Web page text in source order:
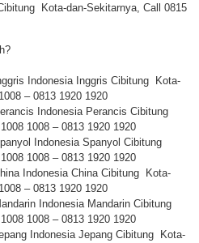
Kota-dan-Sekitarnya, Call 0815
Indonesia Inggris Cibitung Kota-
– 0813 1920 1920
Indonesia Perancis Cibitung
1008 – 0813 1920 1920
Indonesia Spanyol Cibitung
1008 – 0813 1920 1920
Indonesia China Cibitung Kota-
– 0813 1920 1920
Indonesia Mandarin Cibitung
1008 – 0813 1920 1920
Indonesia Jepang Cibitung Kota-